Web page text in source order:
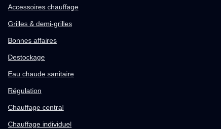
Accessoires chauffage
Grilles & demi-grilles
Bonnes affaires
Destockage
Eau chaude sanitaire
Régulation
Chauffage central
Chauffage individuel